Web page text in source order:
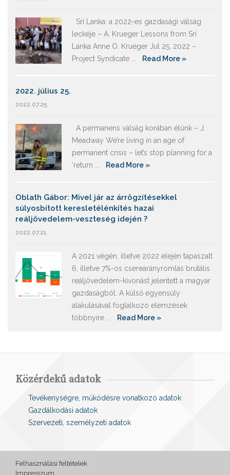
Srí Lanka: a 2022-es gazdasági válság
leckéje – A. Krueger Lessons from Sri
Lanka Anne O. Krueger Jul 25, 2022 –
Project Syndicate ...
Read More »
2022. július 25.
2022.07.25.
A permanens válság korában élünk – J.
Meadway We’re living in an age of
permanent crisis – let’s stop planning for a
‘return ...
Read More »
Oblath Gábor: Mivel jár az árrögzítésekkel
súlyosbított keresletélénkítés hazai
reáljövedelem-veszteség idején ?
2022.07.21.
A 2021 végén, illetve 2022 elején tapaszalt
6, illetve 7%-os cserearányromlás brutális
reáljövedelem-kivonást jelentett a magyar
gazdaságból. A külső egyensúly
alakulásával foglalkozó elemzések
többnyire ...
Read More »
Közérdekű adatok
Tevékenységre, működésre vonatkozó adatok
Gazdálkodási adatok
Szervezeti, személyzeti adatok
Felhasználási feltételek
Impresszum